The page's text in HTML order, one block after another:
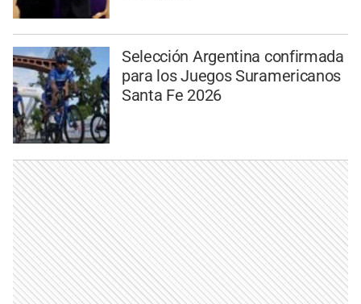
Selección Argentina confirmada
para los Juegos Suramericanos
Santa Fe 2026